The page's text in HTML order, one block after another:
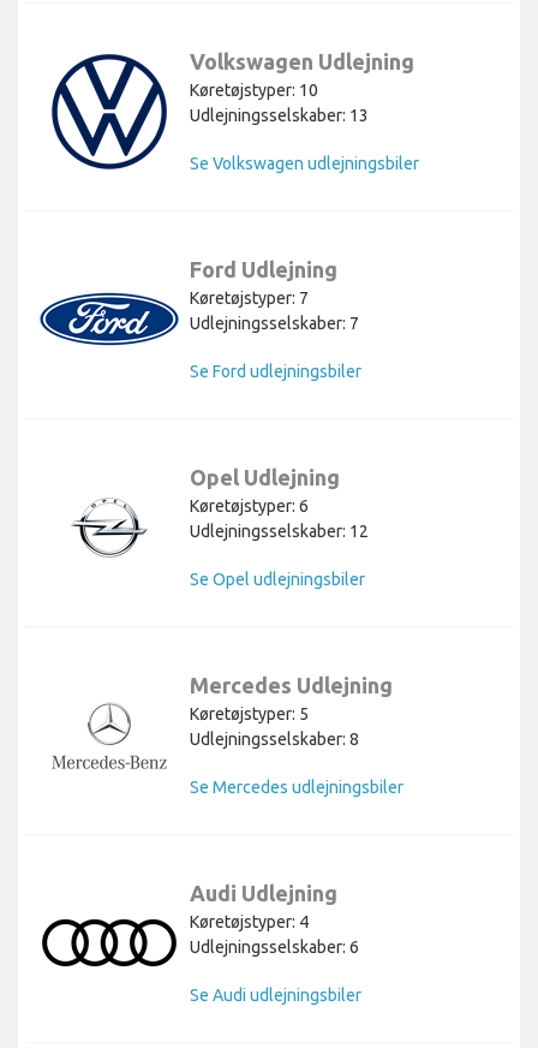
Volkswagen Udlejning
Køretøjstyper: 10
Udlejningsselskaber: 13
Se Volkswagen udlejningsbiler
Ford Udlejning
Køretøjstyper: 7
Udlejningsselskaber: 7
Se Ford udlejningsbiler
Opel Udlejning
Køretøjstyper: 6
Udlejningsselskaber: 12
Se Opel udlejningsbiler
Mercedes Udlejning
Køretøjstyper: 5
Udlejningsselskaber: 8
Se Mercedes udlejningsbiler
Audi Udlejning
Køretøjstyper: 4
Udlejningsselskaber: 6
Se Audi udlejningsbiler